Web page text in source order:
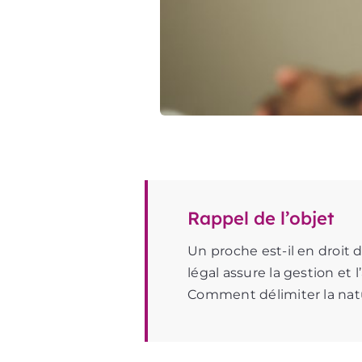
Rappel de l’objet
Un proche est-il en droit
légal assure la gestion et
Comment délimiter la